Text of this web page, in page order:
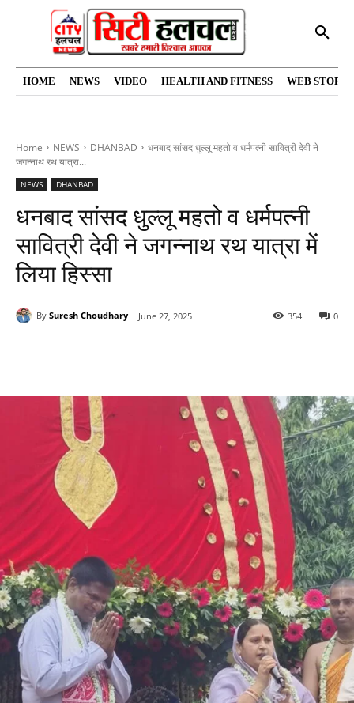
HOME NEWS VIDEO HEALTH AND FITNESS WEB
Home NEWS DHANBAD
धनबाद सांसद धुल्लू महतो व धर्मपत्नी सावित्री देवी ने
जगन्नाथ रथ यात्रा...
NEWS DHANBAD
धनबाद सांसद धुल्लू महतो व धर्मपत्नी
सावित्री देवी ने जगन्नाथ रथ यात्रा में
लिया हिस्सा
By Suresh Choudhary June 27, 2025 0
354